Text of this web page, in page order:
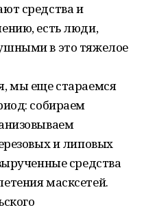
средства и
есть люди,
в это тяжелое
мы еще стараемся
собираем
и липовых
средства
масксетей.